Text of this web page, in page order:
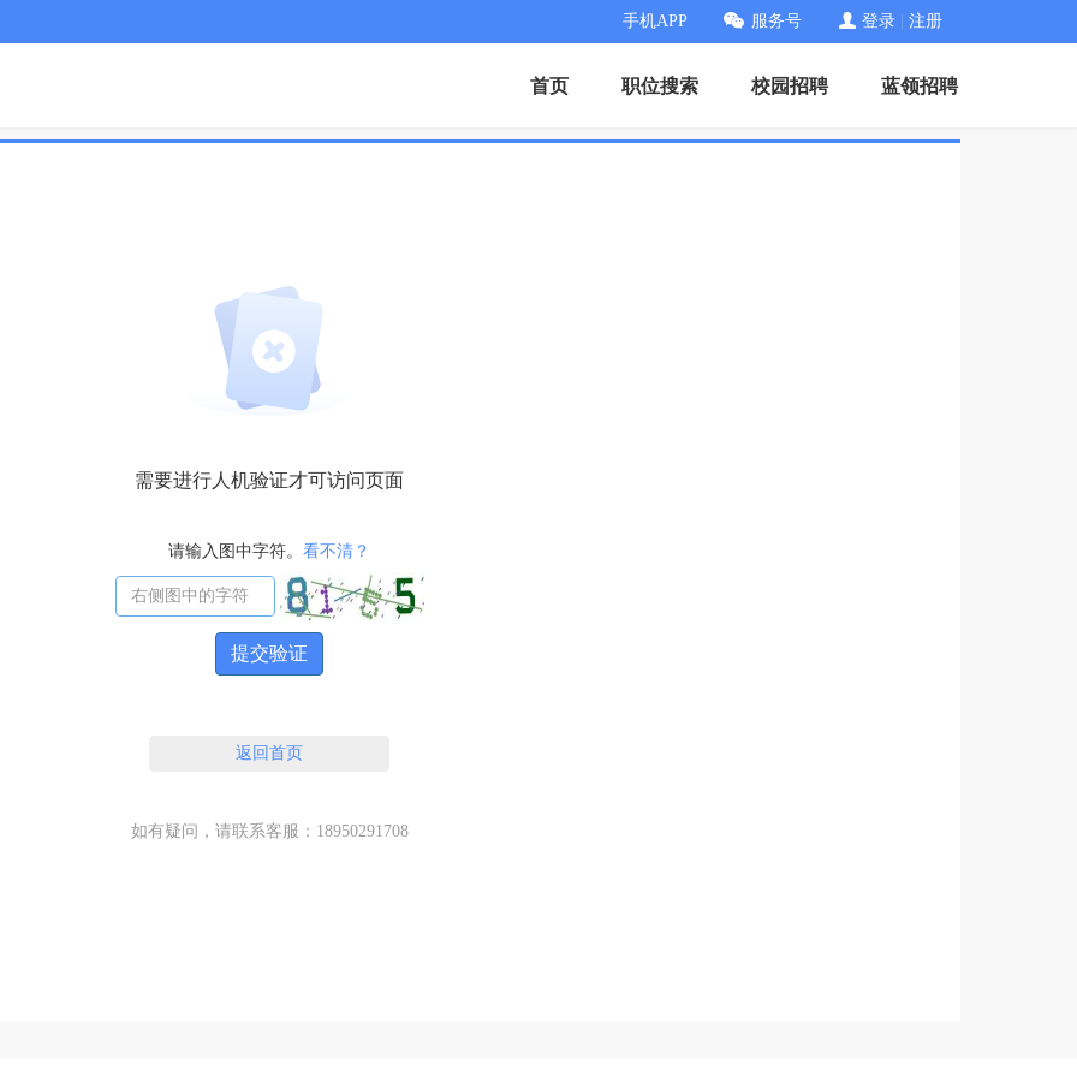
手机APP 服务号 登录 注册
首页 职位搜索 校园招聘 蓝领招聘
需要进行人机验证才可访问页面
请输入图中字符。 看不清？
提交验证
返回首页
如有疑问，请联系客服：18950291708